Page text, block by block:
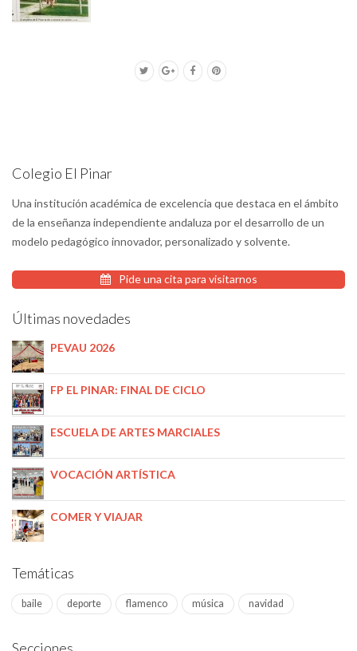
Colegio El Pinar
Una institución académica de excelencia que destaca en el ámbito
de la enseñanza independiente andaluza por el desarrollo de un
modelo pedagógico innovador, personalizado y solvente.
Pide una cita para visitarnos
Últimas novedades
PEVAU 2026
FP EL PINAR: FINAL DE CICLO
ESCUELA DE ARTES MARCIALES
VOCACIÓN ARTÍSTICA
COMER Y VIAJAR
Temáticas
baile deporte flamenco música navidad
Secciones